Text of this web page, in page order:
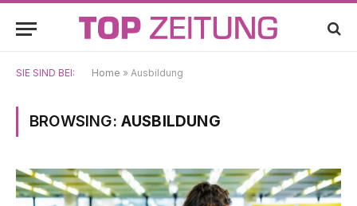
SIE SIND BEI: Home » Ausbildung
BROWSING: AUSBILDUNG